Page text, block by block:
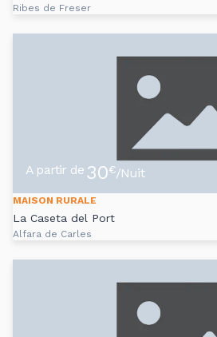
Ribes de Freser
A partir de 30€/Nuit
MAISON RURALE
La Caseta del Port
Alfara de Carles